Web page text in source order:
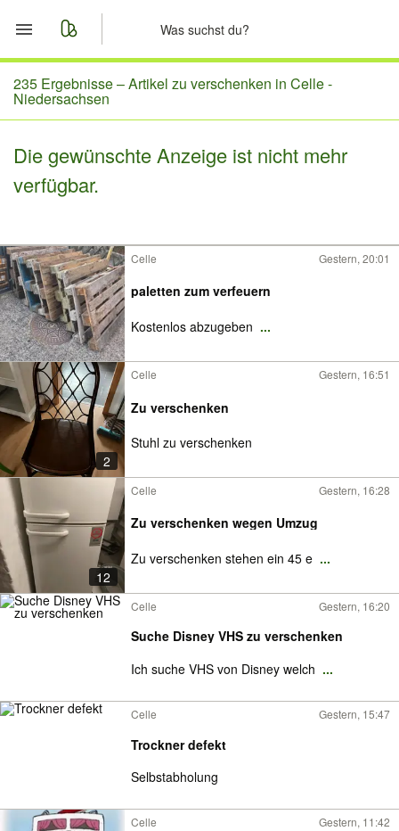
Start
Merkliste
Nachrichten
235 Ergebnisse –Artikel zu verschenken in Celle -
Niedersachsen
Die gewünschte Anzeige ist nicht mehr
verfügbar.
Celle Gestern, 20:01
paletten zum verfeuern
Kostenlos abzugeben ...
2
Celle Gestern, 16:51
Zu verschenken
Stuhl zu verschenken
12
Celle Gestern, 16:28
Zu verschenken wegen Umzug
Zu verschenken stehen ein 45 e ...
Celle Gestern, 16:20
Suche Disney VHS zu verschenken
Ich suche VHS von Disney welch ...
Celle Gestern, 15:47
Trockner defekt
Selbstabholung
Celle Gestern, 11:42